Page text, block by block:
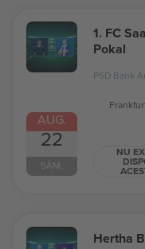
AUG.
22
SÂM.
1. FC
Pokal
PSD Bank
NU
Hertha